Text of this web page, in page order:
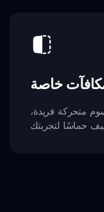
خاصة
متحركة فريدة،